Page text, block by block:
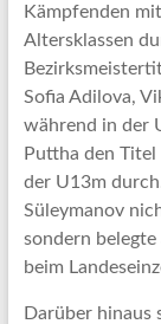
Kämpfenden
Altersklassen
Sofia Adilova,
während in der
Puttha den
der U13m
Süleymanov
sondern
beim
Darüber hinaus